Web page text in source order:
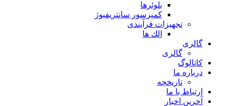
بلوئرها
کمپرسور سانتریفیوژ
تجهیزات فرآیندی
الك ها
گالری
گالری
کاتالوگ
درباره ما
تاريخچه
ارتباط با ما
آخرین اخبار